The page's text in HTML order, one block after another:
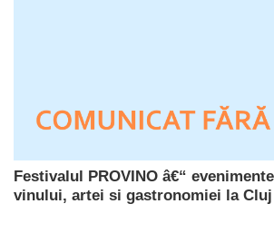
Festivalul PROVINO â€“
vinului, artei si gastronomiei la